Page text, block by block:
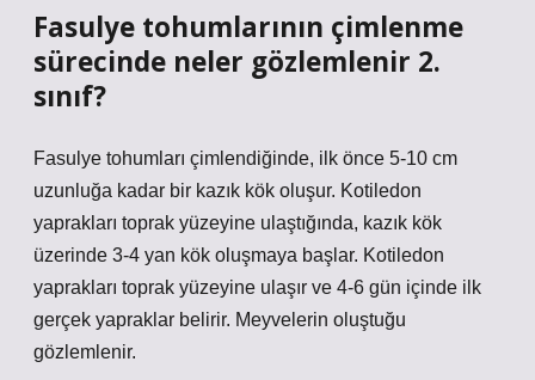
Fasulye tohumlarının çimlenme
sürecinde neler gözlemlenir 2.
sınıf?
Fasulye tohumları çimlendiğinde, ilk önce 5-10 cm
uzunluğa kadar bir kazık kök oluşur. Kotiledon
yaprakları toprak yüzeyine ulaştığında, kazık kök
üzerinde 3-4 yan kök oluşmaya başlar. Kotiledon
yaprakları toprak yüzeyine ulaşır ve 4-6 gün içinde ilk
gerçek yapraklar belirir. Meyvelerin oluştuğu
gözlemlenir.